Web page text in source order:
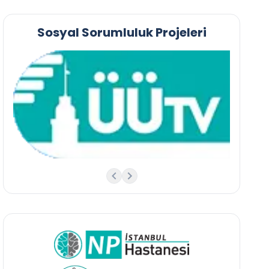
Sosyal Sorumluluk Projeleri